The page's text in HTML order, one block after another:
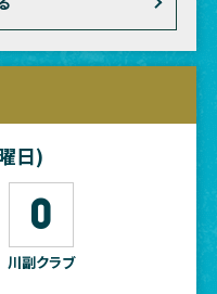
日)
0
川副クラブ